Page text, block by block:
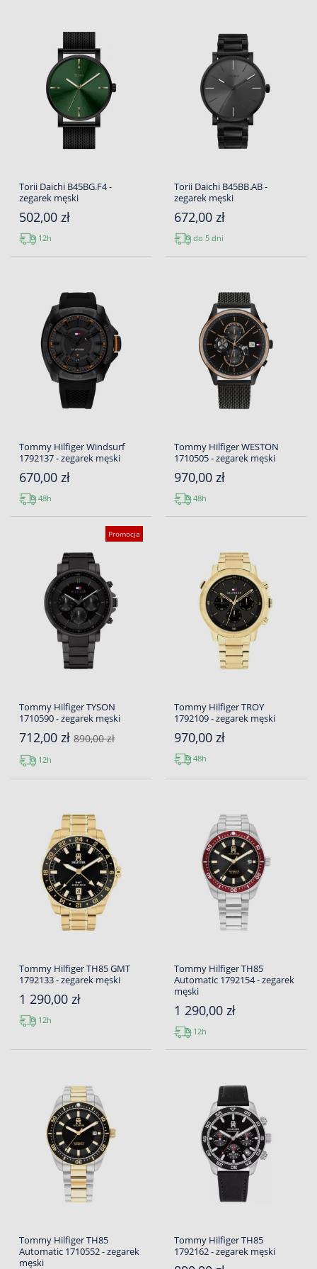
Torii Daichi B45BG.F4 -
zegarek męski
502,00 zł
12h
Torii Daichi B45BB.AB -
zegarek męski
672,00 zł
do 5 dni
Tommy Hilfiger Windsurf
1792137 - zegarek męski
670,00 zł
48h
Tommy Hilfiger WESTON
1710505 - zegarek męski
970,00 zł
48h
Promocja
Tommy Hilfiger TYSON
1710590 - zegarek męski
712,00 zł 890,00 zł
12h
Tommy Hilfiger TROY
1792109 - zegarek męski
970,00 zł
48h
Tommy Hilfiger TH85 GMT
1792133 - zegarek męski
1 290,00 zł
12h
Tommy Hilfiger TH85
Automatic 1792154 - zegarek
męski
1 290,00 zł
12h
Tommy Hilfiger TH85
Automatic 1710552 - zegarek
męski
Tommy Hilfiger TH85
1792162 - zegarek męski